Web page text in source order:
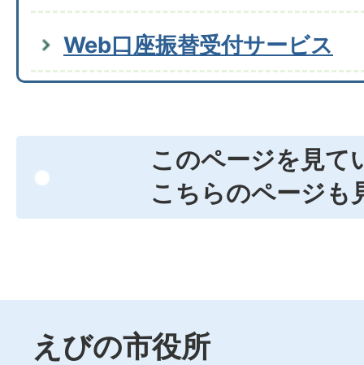
Web口座振替受付サービス
このページを見て
こちらのページも
えびの市役所